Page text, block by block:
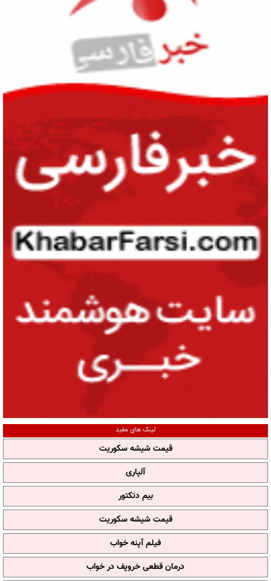
لینک های مفید
قیمت شیشه سکوریت
آلپاری
بیم دتکتور
قیمت شیشه سکوریت
فیلم آپنه خواب
درمان قطعی خروپف در خواب